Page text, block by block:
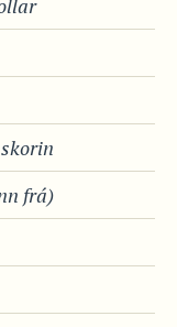
frá)